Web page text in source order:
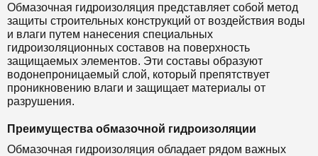
Обмазочная гидроизоляция представляет собой метод
защиты строительных конструкций от воздействия воды
и влаги путем нанесения специальных
гидроизоляционных составов на поверхность
защищаемых элементов. Эти составы образуют
водонепроницаемый слой, который препятствует
проникновению влаги и защищает материалы от
разрушения.
Преимущества обмазочной гидроизоляции
Обмазочная гидроизоляция обладает рядом важных